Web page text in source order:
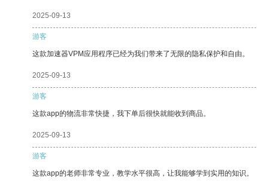
2025-09-13
游客
这款加速器VPM应用程序已经为我们带来了无限的隐私保护和自由。
2025-09-13
游客
这款app的物流非常快捷，我下单后很快就能收到商品。
2025-09-13
游客
这款app的老师非常专业，教学水平很高，让我能够学到实用的知识。